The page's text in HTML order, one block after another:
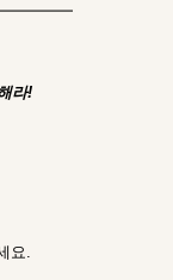
라!
요.